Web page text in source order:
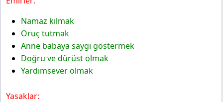
Namaz kılmak
Oruç tutmak
Anne babaya saygı göstermek
Doğru ve dürüst olmak
Yardımsever olmak
Yasaklar: